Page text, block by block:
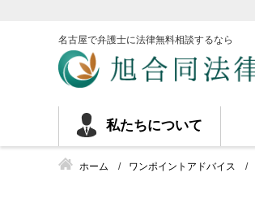
名古屋で弁護士に法律無料相談するなら
私たちについて
ホーム ワンポイントアドバイス